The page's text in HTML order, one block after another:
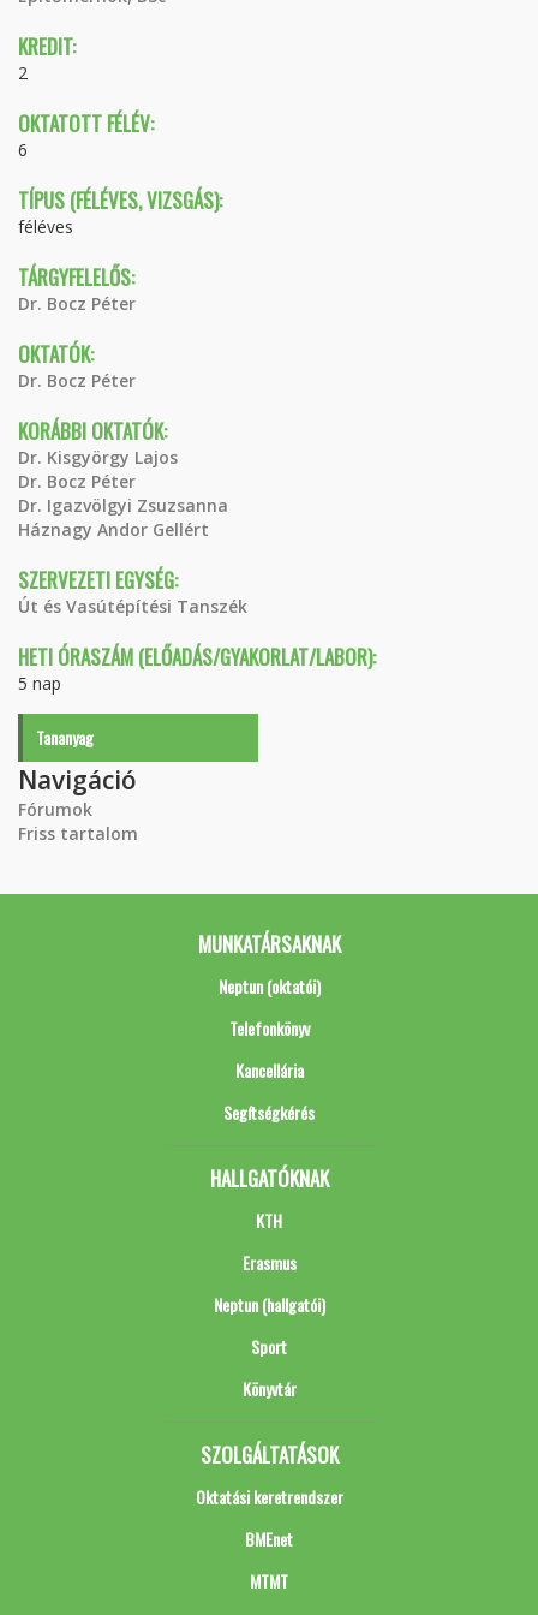
KREDIT:
2
OKTATOTT FÉLÉV:
6
TÍPUS (FÉLÉVES, VIZSGÁS):
féléves
TÁRGYFELELŐS:
Dr. Bocz Péter
OKTATÓK:
Dr. Bocz Péter
KORÁBBI OKTATÓK:
Dr. Kisgyörgy Lajos
Dr. Bocz Péter
Dr. Igazvölgyi Zsuzsanna
Háznagy Andor Gellért
SZERVEZETI EGYSÉG:
Út és Vasútépítési Tanszék
HETI ÓRASZÁM (ELŐADÁS/GYAKORLAT/LABOR):
5 nap
Tananyag
Navigáció
Fórumok
Friss tartalom
MUNKATÁRSAKNAK
Neptun (oktatói)
Telefonkönyv
Kancellária
Segítségkérés
HALLGATÓKNAK
KTH
Erasmus
Neptun (hallgatói)
Sport
Könyvtár
SZOLGÁLTATÁSOK
Oktatási keretrendszer
BMEnet
MTMT